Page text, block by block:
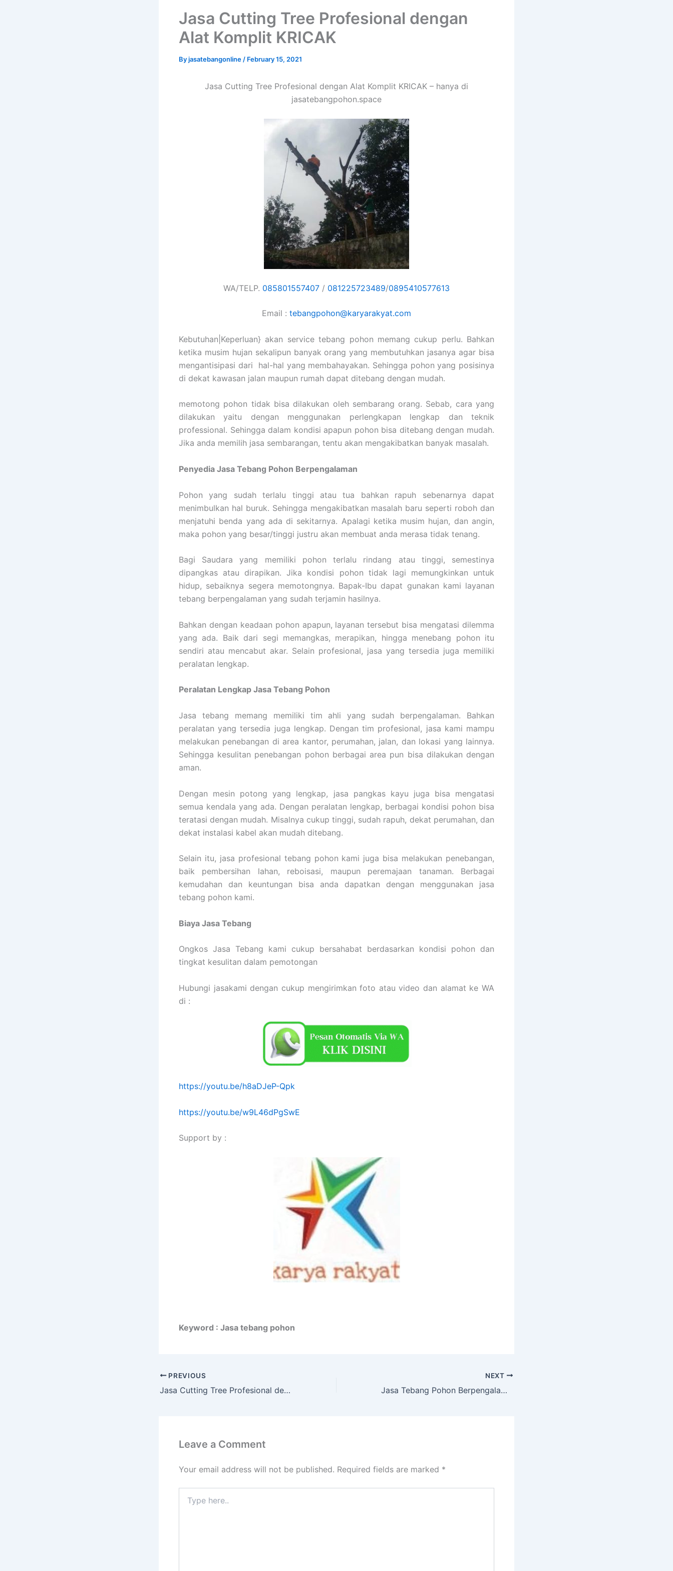
Jasa Cutting Tree Profesional dengan
Alat Komplit KRICAK
Byjasatebangonline / February 15, 2021
Jasa Cutting Tree Profesional dengan Alat Komplit KRICAK – hanya di
jasatebangpohon.space
WA/TELP. 085801557407 / 081225723489/0895410577613
Email : tebangpohon@karyarakyat.com
Kebutuhan|Keperluan} akan service tebang pohon memang cukup perlu. Bahkan
ketika musim hujan sekalipun banyak orang yang membutuhkan jasanya agar bisa
mengantisipasi dari hal-hal yang membahayakan. Sehingga pohon yang posisinya
di dekat kawasan jalan maupun rumah dapat ditebang dengan mudah.
memotong pohon tidak bisa dilakukan oleh sembarang orang. Sebab, cara yang
dilakukan yaitu dengan menggunakan perlengkapan lengkap dan teknik
professional. Sehingga dalam kondisi apapun pohon bisa ditebang dengan mudah.
Jika anda memilih jasa sembarangan, tentu akan mengakibatkan banyak masalah.
Penyedia Jasa Tebang Pohon Berpengalaman
Pohon yang sudah terlalu tinggi atau tua bahkan rapuh sebenarnya dapat
menimbulkan hal buruk. Sehingga mengakibatkan masalah baru seperti roboh dan
menjatuhi benda yang ada di sekitarnya. Apalagi ketika musim hujan, dan angin,
maka pohon yang besar/tinggi justru akan membuat anda merasa tidak tenang.
Bagi Saudara yang memiliki pohon terlalu rindang atau tinggi, semestinya
dipangkas atau dirapikan. Jika kondisi pohon tidak lagi memungkinkan untuk
hidup, sebaiknya segera memotongnya. Bapak-Ibu dapat gunakan kami layanan
tebang berpengalaman yang sudah terjamin hasilnya.
Bahkan dengan keadaan pohon apapun, layanan tersebut bisa mengatasi dilemma
yang ada. Baik dari segi memangkas, merapikan, hingga menebang pohon itu
sendiri atau mencabut akar. Selain profesional, jasa yang tersedia juga memiliki
peralatan lengkap.
Peralatan Lengkap Jasa Tebang Pohon
Jasa tebang memang memiliki tim ahli yang sudah berpengalaman. Bahkan
peralatan yang tersedia juga lengkap. Dengan tim profesional, jasa kami mampu
melakukan penebangan di area kantor, perumahan, jalan, dan lokasi yang lainnya.
Sehingga kesulitan penebangan pohon berbagai area pun bisa dilakukan dengan
aman.
Dengan mesin potong yang lengkap, jasa pangkas kayu juga bisa mengatasi
semua kendala yang ada. Dengan peralatan lengkap, berbagai kondisi pohon bisa
teratasi dengan mudah. Misalnya cukup tinggi, sudah rapuh, dekat perumahan, dan
dekat instalasi kabel akan mudah ditebang.
Selain itu, jasa profesional tebang pohon kami juga bisa melakukan penebangan,
baik pembersihan lahan, reboisasi, maupun peremajaan tanaman. Berbagai
kemudahan dan keuntungan bisa anda dapatkan dengan menggunakan jasa
tebang pohon kami.
Biaya Jasa Tebang
Ongkos Jasa Tebang kami cukup bersahabat berdasarkan kondisi pohon dan
tingkat kesulitan dalam pemotongan
Hubungi jasakami dengan cukup mengirimkan foto atau video dan alamat ke WA
di :
https://youtu.be/h8aDJeP-Qpk
https://youtu.be/w9L46dPgSwE
Support by :
Keyword : Jasa tebang pohon
PREVIOUS
Jasa Cutting Tree Profesional dengan Peralatan Komplit PAKUALAMAN
NEXT
Jasa Tebang Pohon Berpengalaman Termurah Di KETAMBUL Tuban
Leave a Comment
Your email address will not be published. Required fields are marked *
here..